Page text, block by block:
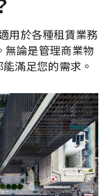
用於各種租賃業務
無論是管理商業物
滿足您的需求。